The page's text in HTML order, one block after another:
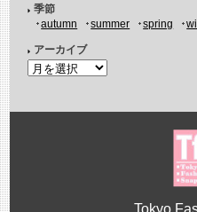
季節
autumn
summer spring
アーカイブ